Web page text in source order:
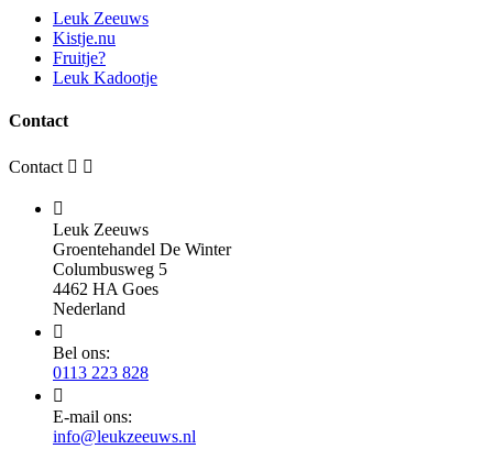
Leuk Zeeuws
Kistje.nu
Fruitje?
Leuk Kadootje
Contact
Contact  

Leuk Zeeuws
Groentehandel De Winter
Columbusweg 5
4462 HA Goes
Nederland

Bel ons:
0113 223 828

E-mail ons:
info@leukzeeuws.nl